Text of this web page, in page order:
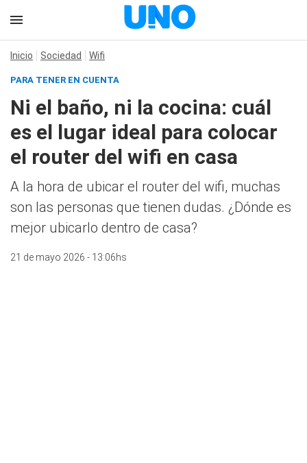
Inicio Sociedad Wifi
PARA TENER EN CUENTA
Ni el baño, ni la cocina: cuál
es el lugar ideal para colocar
el router del wifi en casa
A la hora de ubicar el router del wifi, muchas
son las personas que tienen dudas. ¿Dónde es
mejor ubicarlo dentro de casa?
21 de mayo 2026 - 13:06hs